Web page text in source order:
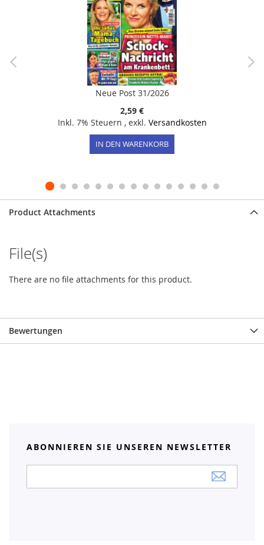
Neue Post 31/2026
2,59 €
Inkl. 7% Steuern , exkl. Versandkosten
IN DEN WARENKORB
Product Attachments
File(s)
There are no file attachments for this product.
Bewertungen
ABONNIEREN SIE UNSEREN NEWSLETTER
Newsletter: